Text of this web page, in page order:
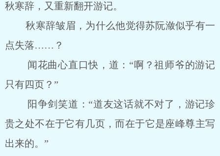
秋寒辞，又重新翻开游记。
秋寒辞皱眉，为什么他觉得苏阮潋似乎有一
点失落……？
闻花曲心直口快，道：“啊？祖师爷的游记
只有四页？”
阳争剑笑道：“道友这话就不对了，游记珍
贵之处不在于它有几页，而在于它是座峰尊主写
出来的。”